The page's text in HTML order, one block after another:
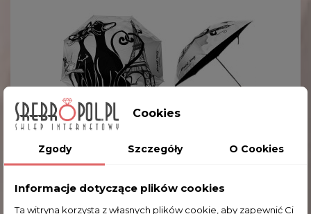
Cookies
Zgody Szczegóły O Cookies
Informacje dotyczące plików cookies
Ta witryna korzysta z własnych plików cookie, aby zapewnić Ci